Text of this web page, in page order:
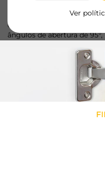
Ver
qualidade, oferecem um
com opções de braço reto,
ângulos de abertura de 95°,